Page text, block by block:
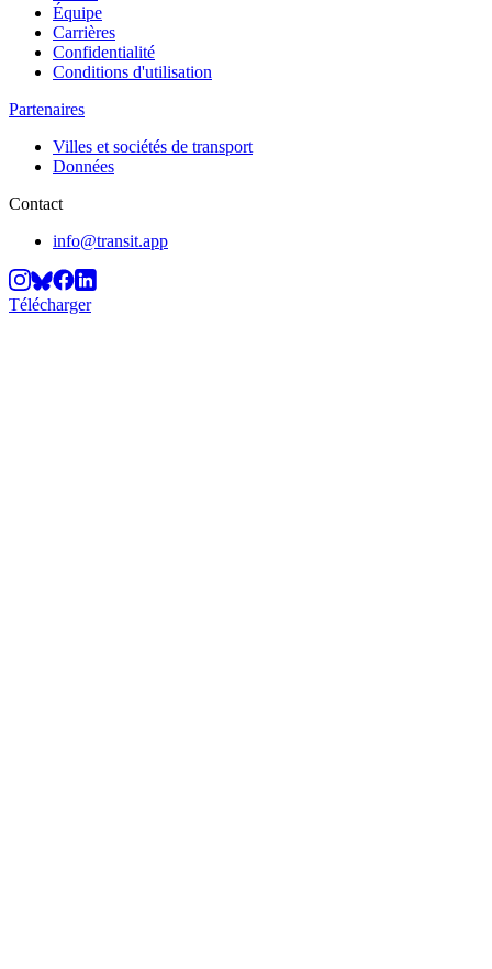
Équipe
Carrières
Confidentialité
Conditions d'utilisation
Partenaires
Villes et sociétés de transport
Données
Contact
info@transit.app
Télécharger